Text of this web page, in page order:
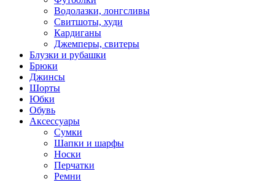
Водолазки, лонгсливы
Свитшоты, худи
Кардиганы
Джемперы, свитеры
Блузки и рубашки
Брюки
Джинсы
Шорты
Юбки
Обувь
Аксессуары
Сумки
Шапки и шарфы
Носки
Перчатки
Ремни